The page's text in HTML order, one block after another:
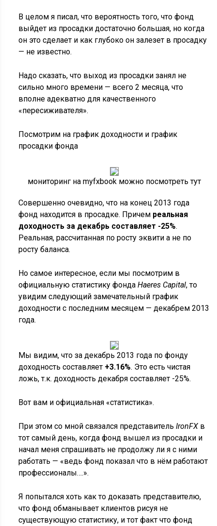
В целом я писал, что вероятность того, что фонд
выйдет из просадки достаточно большая, но когда
он это сделает и как глубоко он залезет в просадку
— не известно.
Надо сказать, что выход из просадки занял не
сильно много времени — всего 2 месяца, что
вполне адекватно для качественного
«пересиживателя».
Посмотрим на график доходности и график
просадки фонда
мониторинг на myfxbook можно посмотреть тут
Совершенно очевидно, что на конец 2013 года
фонд находится в просадке. Причем реальная
доходность за декабрь составляет -25%.
Реальная, рассчитанная по росту эквити а не по
росту баланса.
Но самое интересное, если мы посмотрим в
официальную статистику фондаHaeres Capital, то
увидим следующий замечательный график
доходности с последним месяцем — декабрем 2013
года.
Мы видим, что за декабрь 2013 года по фонду
доходность составляет +3.16%. Это есть чистая
ложь, т.к. доходность декабря составляет -25%.
Вот вам и официальная «статистика».
При этом со мной связался представительIronFX в
тот самый день, когда фонд вышел из просадки и
начал меня спрашивать не продолжу ли я с ними
работать — «ведь фонд показал что в нём работают
профессионалы….».
Я попытался хоть как то доказать представителю,
что фонд обманывает клиентов рисуя не
существующую статистику, и тот факт что фонд